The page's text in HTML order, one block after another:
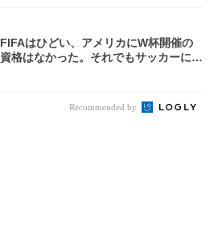
FIFAはひどい、アメリカにW杯開催の
資格はなかった。それでもサッカーには
Recommended by